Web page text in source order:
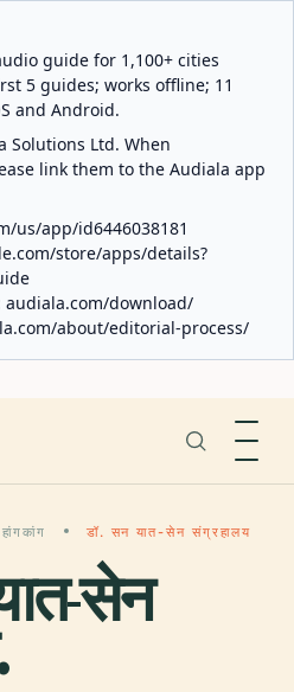
guide for 1,100+ cities
5 guides; works offline; 11
and Android.
Solutions Ltd. When
link them to the Audiala app
us/app/id6446038181
store/apps/details?
audiala.com/download/
about/editorial-process/
हांगकांग डॉ. सन यात-सेन संग्रहालय
सेन